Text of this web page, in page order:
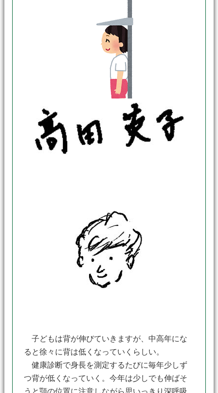
子どもは背が伸びていきますが、中高年にな
ると徐々に背は低くなっていくらしい。
健康診断で身長を測定するたびに毎年少しず
つ背が低くなっていく。今年は少しでも伸ばそ
うと顎の位置に注意しながら思いっきり深呼吸